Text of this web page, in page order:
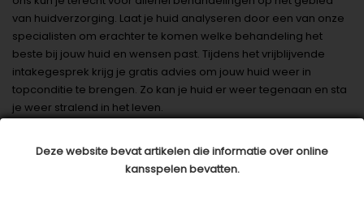
Deze website bevat artikelen die informatie over online
kansspelen bevatten.
van huidverzorging. Laat je huid analyseren door een van onze
specialisten om erachter te komen welke behandeling het
beste bij jouw huid en wensen past. Tijdens het vrijblijvende
intakegesprek krijg je gratis advies om jouw huid weer in
topconditie te brengen. Zo kan je huid er weer tegenaan en sta
je weer stralend in het leven.